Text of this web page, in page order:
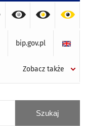
bip.gov.pl
Zobacz także